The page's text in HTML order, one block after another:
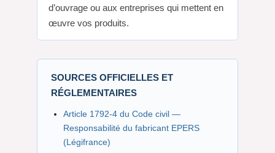
d’ouvrage ou aux entreprises qui mettent en
œuvre vos produits.
SOURCES OFFICIELLES ET
RÉGLEMENTAIRES
Article 1792-4 du Code civil —
Responsabilité du fabricant EPERS
(Légifrance)